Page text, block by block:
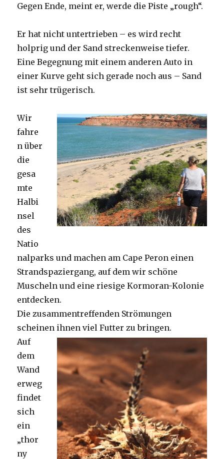
Gegen Ende, meint er, werde die Piste „rough“.
Er hat nicht untertrieben – es wird recht
holprig und der Sand streckenweise tiefer.
Eine Begegnung mit einem anderen Auto in
einer Kurve geht sich gerade noch aus – Sand
ist sehr trügerisch.
Wir
fahre
n über
die
gesa
mte
Halbi
nsel
des
Natio
nalparks und machen am Cape Peron einen
Strandspaziergang, auf dem wir schöne
Muscheln und eine riesige Kormoran-Kolonie
entdecken.
Die zusammentreffenden Strömungen
scheinen ihnen viel Futter zu bringen.
Auf
dem
Wand
erweg
findet
sich
ein
„thor
ny